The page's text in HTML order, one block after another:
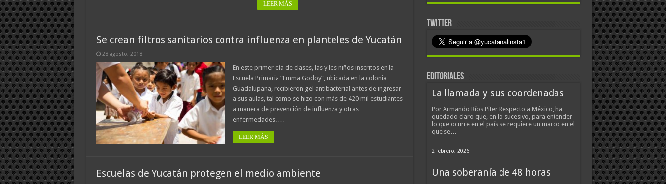
LEER MÁS
Se crean filtros sanitarios contra influenza en planteles de Yucatán
28 agosto, 2018
En este primer día de clases, las y los niños inscritos en la
Escuela Primaria “Emma Godoy”, ubicada en la colonia
Guadalupana, recibieron gel antibacterial antes de ingresar
a sus aulas, tal como se hizo con más de 420 mil estudiantes
a manera de prevención de influenza y otras
enfermedades. …
LEER MÁS
Escuelas de Yucatán protegen el medio ambiente
TWITTER
EDITORIALES
La llamada y sus coordenadas
Por Armando Ríos Piter Respecto a México, ha
quedado claro que, en lo sucesivo, para entender
lo que ocurre en el país se requiere un marco en el
que se…
2 febrero, 2026
Una soberanía de 48 horas